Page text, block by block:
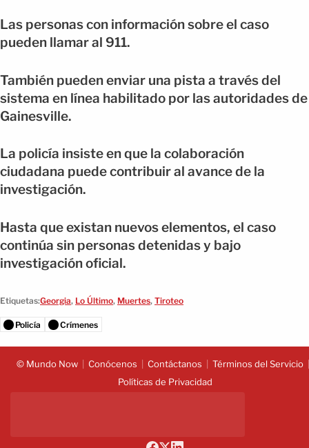
Las personas con información sobre el caso
pueden llamar al 911.
También pueden enviar una pista a través del
sistema en línea habilitado por las autoridades de
Gainesville.
La policía insiste en que la colaboración
ciudadana puede contribuir al avance de la
investigación.
Hasta que existan nuevos elementos, el caso
continúa sin personas detenidas y bajo
investigación oficial.
Etiquetas:Georgia, Lo Último, Muertes, Tiroteo
Policía Crímenes
© Mundo Now Conócenos Contáctanos
Términos del Servicio
Políticas de Privacidad